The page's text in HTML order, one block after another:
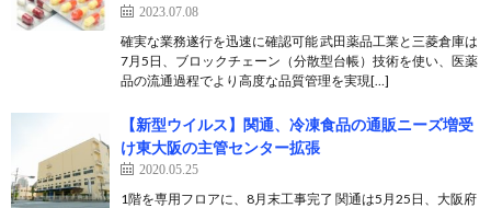
2023.07.08
確実な業務遂行を迅速に確認可能 武田薬品工業と三菱倉庫は
7月5日、ブロックチェーン（分散型台帳）技術を使い、医薬
品の流通過程でより高度な品質管理を実現[…]
【新型ウイルス】関通、冷凍食品の通販ニーズ増受
け東大阪の主管センター拡張
2020.05.25
1階を専用フロアに、8月末工事完了 関通は5月25日、大阪府